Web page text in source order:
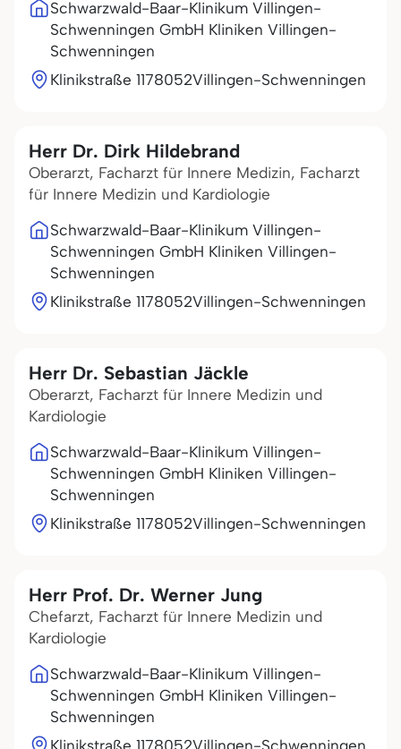
Schwarzwald-Baar-Klinikum Villingen-
Schwenningen GmbH Kliniken Villingen-
Schwenningen
Klinikstraße 1178052Villingen-Schwenningen
Herr Dr. Dirk Hildebrand
Oberarzt, Facharzt für Innere Medizin, Facharzt
für Innere Medizin und Kardiologie
Schwarzwald-Baar-Klinikum Villingen-
Schwenningen GmbH Kliniken Villingen-
Schwenningen
Klinikstraße 1178052Villingen-Schwenningen
Herr Dr. Sebastian Jäckle
Oberarzt, Facharzt für Innere Medizin und
Kardiologie
Schwarzwald-Baar-Klinikum Villingen-
Schwenningen GmbH Kliniken Villingen-
Schwenningen
Klinikstraße 1178052Villingen-Schwenningen
Herr Prof. Dr. Werner Jung
Chefarzt, Facharzt für Innere Medizin und
Kardiologie
Schwarzwald-Baar-Klinikum Villingen-
Schwenningen GmbH Kliniken Villingen-
Schwenningen
Klinikstraße 1178052Villingen-Schwenningen